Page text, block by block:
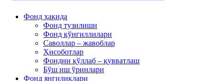
Фонд ҳақида
Фонд тузилиши
Фонд кўнгиллилари
Саволлар – жавоблар
Ҳисоботлар
Фондни қўллаб – қувватлаш
Бўш иш ўринлари
Фонд янгиликлари